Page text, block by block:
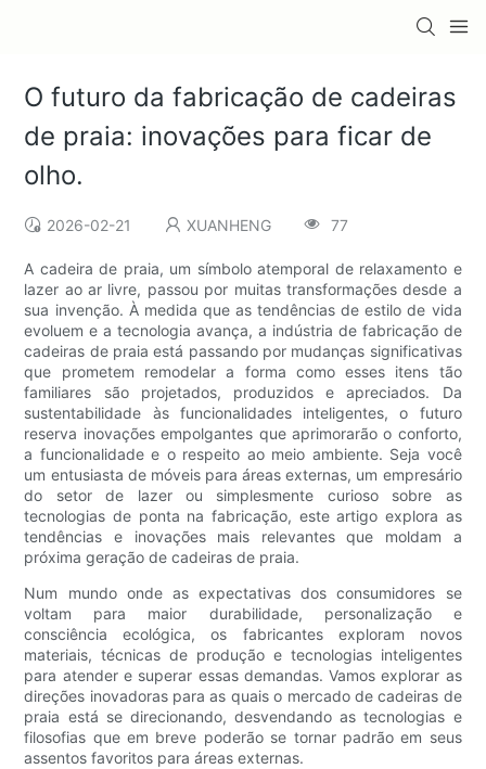
O futuro da fabricação de cadeiras
de praia: inovações para ficar de
olho.
2026-02-21 XUANHENG 77
A cadeira de praia, um símbolo atemporal de relaxamento e
lazer ao ar livre, passou por muitas transformações desde a
sua invenção. À medida que as tendências de estilo de vida
evoluem e a tecnologia avança, a indústria de fabricação de
cadeiras de praia está passando por mudanças significativas
que prometem remodelar a forma como esses itens tão
familiares são projetados, produzidos e apreciados. Da
sustentabilidade às funcionalidades inteligentes, o futuro
reserva inovações empolgantes que aprimorarão o conforto,
a funcionalidade e o respeito ao meio ambiente. Seja você
um entusiasta de móveis para áreas externas, um empresário
do setor de lazer ou simplesmente curioso sobre as
tecnologias de ponta na fabricação, este artigo explora as
tendências e inovações mais relevantes que moldam a
próxima geração de cadeiras de praia.
Num mundo onde as expectativas dos consumidores se
voltam para maior durabilidade, personalização e
consciência ecológica, os fabricantes exploram novos
materiais, técnicas de produção e tecnologias inteligentes
para atender e superar essas demandas. Vamos explorar as
direções inovadoras para as quais o mercado de cadeiras de
praia está se direcionando, desvendando as tecnologias e
filosofias que em breve poderão se tornar padrão em seus
assentos favoritos para áreas externas.